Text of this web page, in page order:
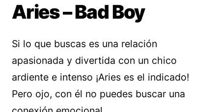
Aries – Bad Boy
Si lo que buscas es una relación
apasionada y divertida con un chico
ardiente e intenso ¡Aries es el indicado!
Pero ojo, con él no puedes buscar una